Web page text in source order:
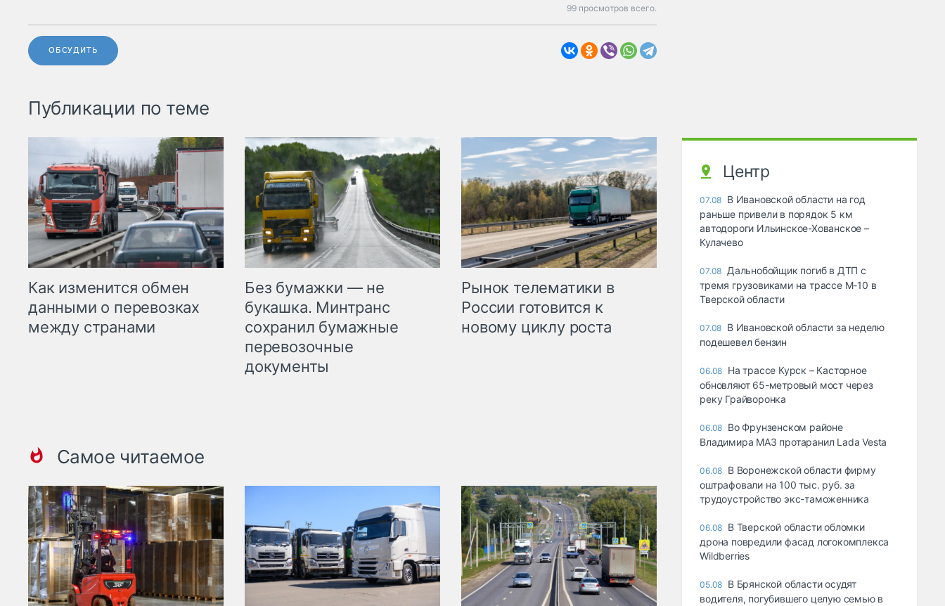
99 просмотров всего.
ОБСУДИТЬ
Публикации по теме
Как изменится обмен
данными о перевозках
между странами
Без бумажки — не
букашка. Минтранс
сохранил бумажные
перевозочные
документы
Рынок телематики в
России готовится к
новому циклу роста
Самое читаемое
Центр
07.08 В Ивановской области на год
раньше привели в порядок 5 км
автодороги Ильинское-Хованское –
Кулачево
07.08 Дальнобойщик погиб в ДТП с
тремя грузовиками на трассе М-10 в
Тверской области
07.08 В Ивановской области за неделю
подешевел бензин
06.08 На трассе Курск – Касторное
обновляют 65-метровый мост через
реку Грайворонка
06.08 Во Фрунзенском районе
Владимира МАЗ протаранил Lada Vesta
06.08 В Воронежской области фирму
оштрафовали на 100 тыс. руб. за
трудоустройство экс-таможенника
06.08 В Тверской области обломки
дрона повредили фасад логокомплекса
Wildberries
05.08 В Брянской области осудят
водителя, погубившего целую семью в